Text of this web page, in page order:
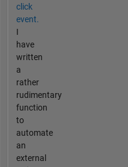
click
event.
I
have
written
a
rather
rudimentary
function
to
automate
an
external